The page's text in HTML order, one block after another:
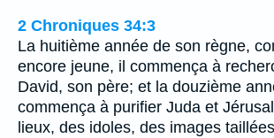
2 Chroniques 34:3
La huitième année de son règne,
encore jeune, il commença à
David, son père; et la douzième
commença à purifier Juda et
lieux, des idoles, des images